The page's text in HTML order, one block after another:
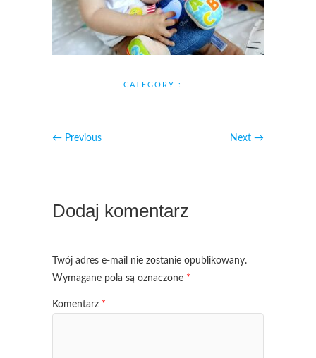
CATEGORY :
← Previous Next →
Dodaj komentarz
Twój adres e-mail nie zostanie opublikowany.
Wymagane pola są oznaczone *
Komentarz *